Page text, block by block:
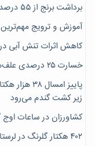
برداشت برنج از ۵۵ درصد اراضی شالیکاری گیلان
آموزش و ترویج
کاهش اثرات تنش آبی
خسارت ۲۵ درصدی علف‌های هرز به محصولات کشاورزی
پاییز
زیر کشت گندم می‌رود
کشاورزان در ساعات اوج
۴۰۲ هکتار گلرنگ در لرستان کشت شده است